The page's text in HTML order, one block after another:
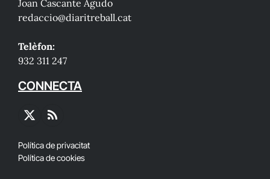
Joan Cascante Agudo
redaccio@diaritreball.cat
Telèfon:
932 311 247
CONNECTA
X
RSS
Política de privacitat
Política de cookies